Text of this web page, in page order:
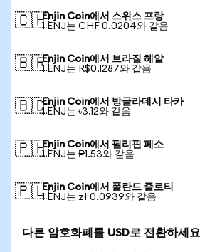
🇨🇭Enjin Coin에서 스위스 프랑
1 ENJ는 CHF 0.0204와 같음
🇧🇷Enjin Coin에서 브라질 헤알
1 ENJ는 R$0.1287와 같음
🇧🇩Enjin Coin에서 방글라데시 타카
1 ENJ는 ৳3.12와 같음
🇵🇭Enjin Coin에서 필리핀 페소
1 ENJ는 ₱1.53와 같음
🇵🇱Enjin Coin에서 폴란드 즐로티
1 ENJ는 zł 0.0939와 같음
다른 암호화폐를 USD로 전환하세요